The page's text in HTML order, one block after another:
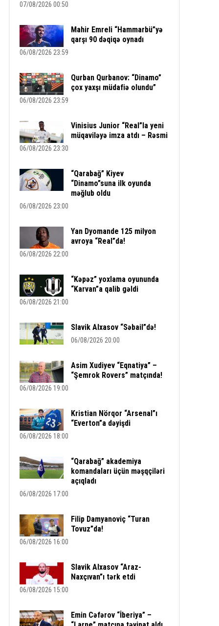
07/08/2026 00:50
Mahir Emreli “Hammarbü”yə
qarşı 90 dəqiqə oynadı
06/08/2026 23:59
Qurban Qurbanov: “Dinamo”
çox yaxşı müdafiə olundu”
06/08/2026 23:59
Vinisius Junior “Real”la yeni
müqaviləyə imza atdı – Rəsmi
06/08/2026 23:30
“Qarabağ” Kiyev
“Dinamo”suna ilk oyunda
məğlub oldu
06/08/2026 23:00
Yan Dyomande 125 milyon
avroya “Real”da!
06/08/2026 22:00
“Kəpəz” yoxlama oyununda
“Karvan”a qalib gəldi
06/08/2026 21:00
Slavik Alxasov “Səbail”də!
06/08/2026 20:00
Asim Xudiyev “Eqnatiya” –
“Şemrok Rovers” matçında!
06/08/2026 19:00
Kristian Nörqor “Arsenal”ı
“Everton”a dəyişdi
06/08/2026 18:00
“Qarabağ” akademiya
komandaları üçün məşqçiləri
açıqladı
06/08/2026 17:00
Filip Damyanoviç “Turan
Tovuz”da!
06/08/2026 16:00
Slavik Alxasov “Araz-
Naxçıvan”ı tərk etdi
06/08/2026 15:00
Emin Cəfərov “İberiya” –